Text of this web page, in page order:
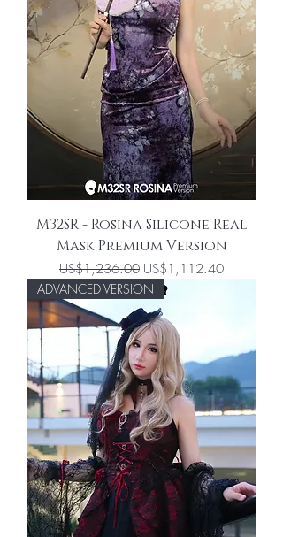
M32SR - Rosina Silicone Real
Mask Premium Version
一般價格
US$1,236.00 促銷價格
US$1,112.40
ADVANCED VERSION